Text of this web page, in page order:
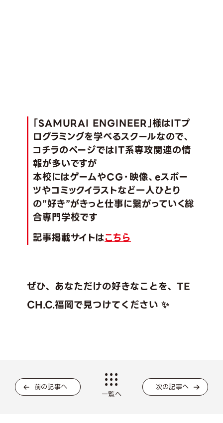
「SAMURAI ENGINEER」様はITプ
ログラミングを学べるスクールなので、
コチラのページではIT系専攻関連の情
報が多いですが
本校にはゲームやCG・映像、eスポー
ツやコミックイラストなど一人ひとり
の”好き”がきっと仕事に繋がっていく総
合専門学校です
記事掲載サイトはこちら
ぜひ、あなただけの好きなことを、TE
CH.C.福岡で見つけてください ✨
前の記事へ
一覧へ
次の記事へ